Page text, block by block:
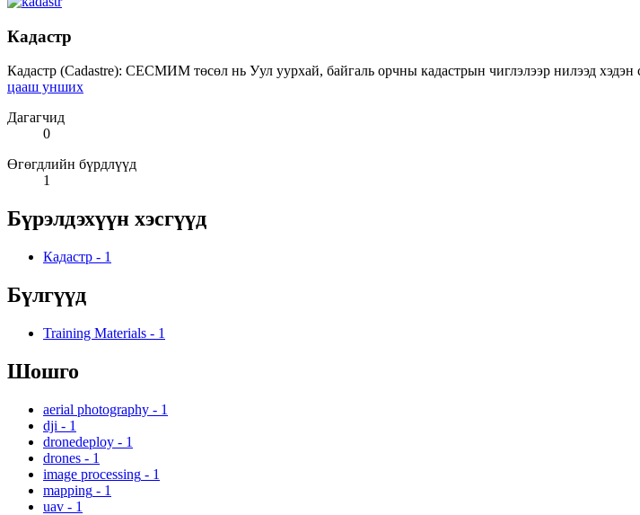
Кадастр
Кадастр (Cadastre): СЕСМИМ төсөл нь Уул уурхай, байгаль орчны кадастрын чиглэлээр нилээд
цааш унших
Дагагчид
0
Өгөгдлийн бүрдлүүд
1
Бүрэлдэхүүн хэсгүүд
Кадастр - 1
Бүлгүүд
Training Materials - 1
Шошго
aerial photography - 1
dji - 1
dronedeploy - 1
drones - 1
image processing - 1
mapping - 1
uav - 1